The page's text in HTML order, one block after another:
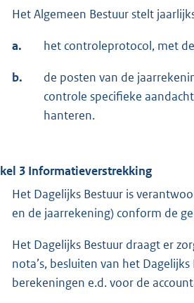
Het Algemeen Bestuur stelt
a. het controleprotocol, met
b.
de posten van de
controle specifieke
hanteren.
3 Informatieverstrekking
Het Dagelijks Bestuur is
en de jaarrekening) conform de
Het Dagelijks Bestuur draagt er
nota’s, besluiten van het
berekeningen e.d. voor de